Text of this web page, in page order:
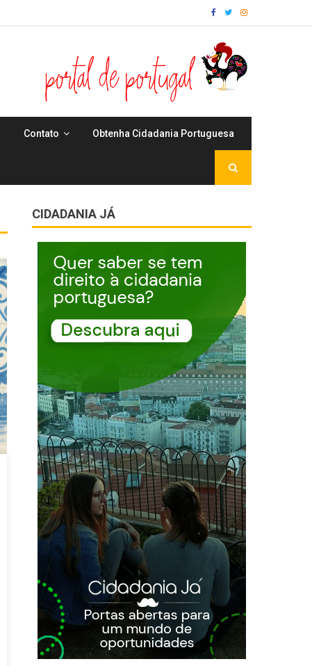
Contato Obtenha Cidadania Portuguesa
CIDADANIA JÁ